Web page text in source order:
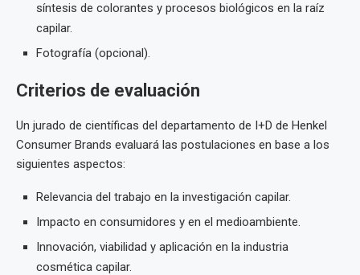
síntesis de colorantes y procesos biológicos en la raíz
capilar.
Fotografía (opcional).
Criterios de evaluación
Un jurado de científicas del departamento de I+D de Henkel
Consumer Brands evaluará las postulaciones en base a los
siguientes aspectos:
Relevancia del trabajo en la investigación capilar.
Impacto en consumidores y en el medioambiente.
Innovación, viabilidad y aplicación en la industria
cosmética capilar.